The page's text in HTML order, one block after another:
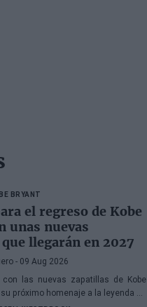
BRYANT
el regreso de Kobe
unas nuevas
llegarán en 2027
- 09 Aug 2026
con las nuevas zapatillas de Kobe
próximo homenaje a la leyenda de